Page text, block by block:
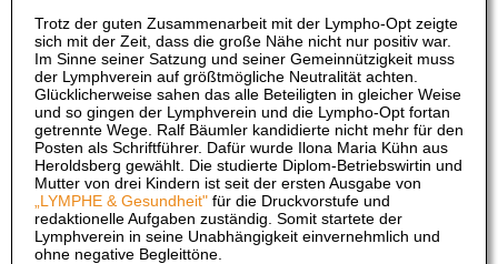
Trotz der guten Zusammenarbeit mit der Lympho-Opt zeigte
sich mit der Zeit, dass die große Nähe nicht nur positiv war.
Im Sinne seiner Satzung und seiner Gemeinnützigkeit muss
der Lymphverein auf größtmögliche Neutralität achten.
Glücklicherweise sahen das alle Beteiligten in gleicher Weise
und so gingen der Lymphverein und die Lympho-Opt fortan
getrennte Wege. Ralf Bäumler kandidierte nicht mehr für den
Posten als Schriftführer. Dafür wurde Ilona Maria Kühn aus
Heroldsberg gewählt. Die studierte Diplom-Betriebswirtin und
Mutter von drei Kindern ist seit der ersten Ausgabe von
„LYMPHE & Gesundheit" für die Druckvorstufe und
redaktionelle Aufgaben zuständig. Somit startete der
Lymphverein in seine Unabhängigkeit einvernehmlich und
ohne negative Begleittöne.